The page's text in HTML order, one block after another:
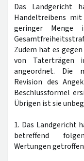
Das Landgericht
Handeltreibens
geringer
Zudem hat es
von Taterträgen
angeordnet. Die
Revision des
Beschlussformel
Übrigen ist sie
1. Das Landgericht
betreffend
Wertungen